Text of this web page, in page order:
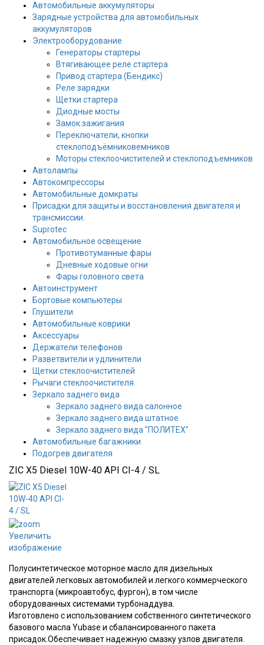
Автомобильные аккумуляторы
Зарядные устройства для автомобильных
аккумуляторов
Электрооборудование
Генераторы стартеры
Втягивающее реле стартера
Привод стартера (Бендикс)
Реле зарядки
Щетки стартера
Диодные мосты
Замок зажигания
Переключатели, кнопки
стеклоподъёмниковемников
Моторы стеклоочистителей и стеклоподъемников
Автолампы
Автокомпрессоры
Автомобильные домкраты
Присадки для защиты и восстановления двигателя и
трансмиссии.
Suprotec
Автомобильное освещение
Противотуманные фары
Дневные ходовые огни
Фары головного света
Автоинструмент
Бортовые компьютеры
Глушители
Автомобильные коврики
Аксессуары
Держатели телефонов
Разветвители и удлинители
Щетки стеклоочистителей
Рычаги стеклоочистителя
Зеркало заднего вида
Зеркало заднего вида салонное
Зеркало заднего вида штатное
Зеркало заднего вида "ПОЛИТЕХ"
Автомобильные багажники
Подогрев двигателя
ZIC X5 Diesel 10W-40 API CI-4 / SL
Увеличить
изображение
Полусинтетическое моторное масло для дизельных
двигателей легковых автомобилей и легкого коммерческого
транспорта (микроавтобус, фургон), в том числе
оборудованных системами турбонаддува.
Изготовлено с использованием собственного синтетического
базового масла Yubase и сбалансированного пакета
присадок.Обеспечивает надежную смазку узлов двигателя.